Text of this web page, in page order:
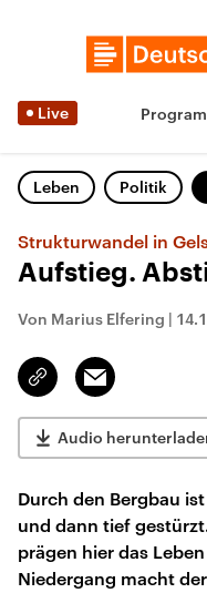
Live
Leben Politik
Strukturwandel in
Aufstieg.
Von Marius Elfering |
Link
kopieren/teilen
Email
Audio
Durch den Bergbau
und dann tief
prägen hier das
Niedergang macht